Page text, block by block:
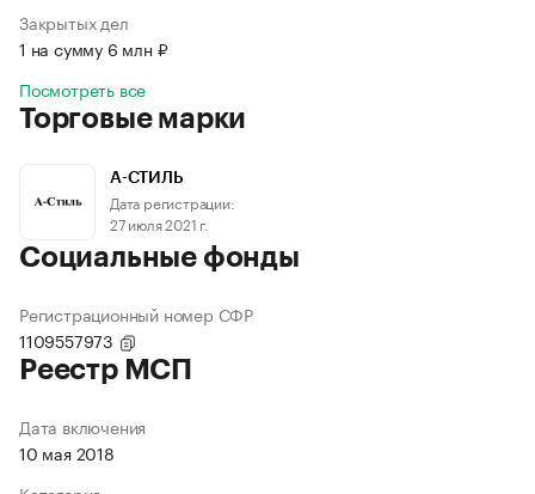
Закрытых дел
1 на сумму 6 млн ₽
Посмотреть все
Торговые марки
А-СТИЛЬ
Дата регистрации:
27 июля 2021 г.
Социальные фонды
Регистрационный номер СФР
1109557973
Реестр МСП
Дата включения
10 мая 2018